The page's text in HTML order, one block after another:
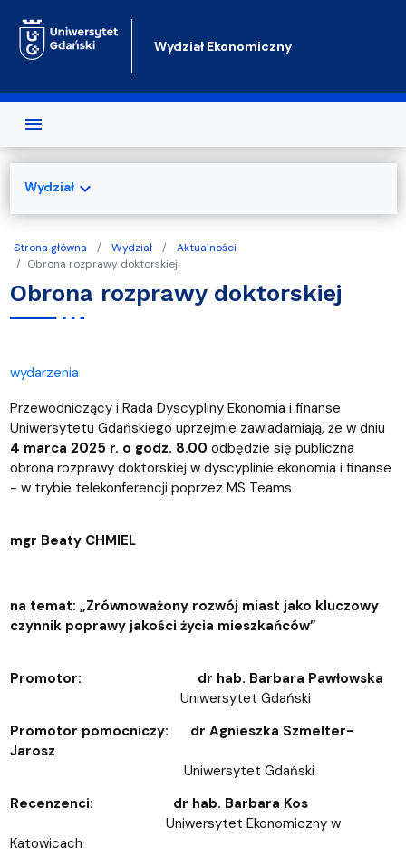
Wydział Ekonomiczny
Strona główna Wydział
Aktualności
Obrona rozprawy doktorskiej
Obrona rozprawy doktorskiej
wydarzenia
Przewodniczący i Rada Dyscypliny Ekonomia i finanse
Uniwersytetu Gdańskiego uprzejmie zawiadamiają, że w dniu
4 marca 2025 r. o godz. 8.00 odbędzie się publiczna
obrona rozprawy doktorskiej w dyscyplinie ekonomia i finanse
- w trybie telekonferencji poprzez MS Teams
mgr Beaty CHMIEL
na temat: „Zrównoważony rozwój miast jako kluczowy
czynnik poprawy jakości życia mieszkańców”
Promotor: dr hab. Barbara Pawłowska
Uniwersytet Gdański
Promotor pomocniczy: dr Agnieszka Szmelter-
Jarosz
Uniwersytet Gdański
Recenzenci: dr hab. Barbara Kos
Uniwersytet Ekonomiczny w
Katowicach
Wydziałexpand_more